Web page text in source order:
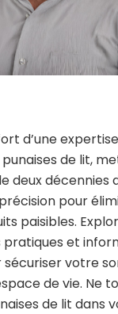
d’une
de lit,
deux décennies
pour
paisibles.
pratiques et
sécuriser votre
de vie. Ne
de lit dans